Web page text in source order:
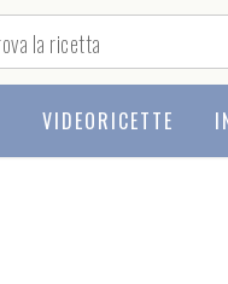
VIDEORICETTE